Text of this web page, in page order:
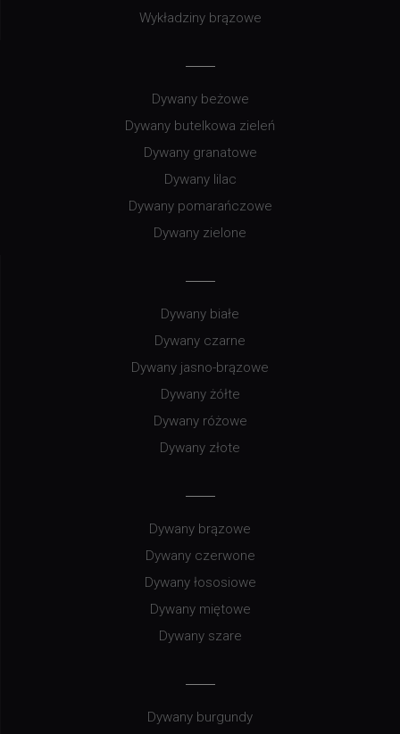
Wykładziny brązowe
Dywany beżowe
Dywany butelkowa zieleń
Dywany granatowe
Dywany lilac
Dywany pomarańczowe
Dywany zielone
Dywany białe
Dywany czarne
Dywany jasno-brązowe
Dywany żółte
Dywany różowe
Dywany złote
Dywany brązowe
Dywany czerwone
Dywany łososiowe
Dywany miętowe
Dywany szare
Dywany burgundy